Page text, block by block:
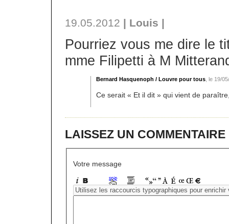
19.05.2012 | Louis |
Pourriez vous me dire le
mme Filipetti à M
Bernard Hasquenoph / Louvre pour tous , le 19/
Ce serait « Et il dit » qui vient de
LAISSEZ UN COMMENTAIRE
Votre message